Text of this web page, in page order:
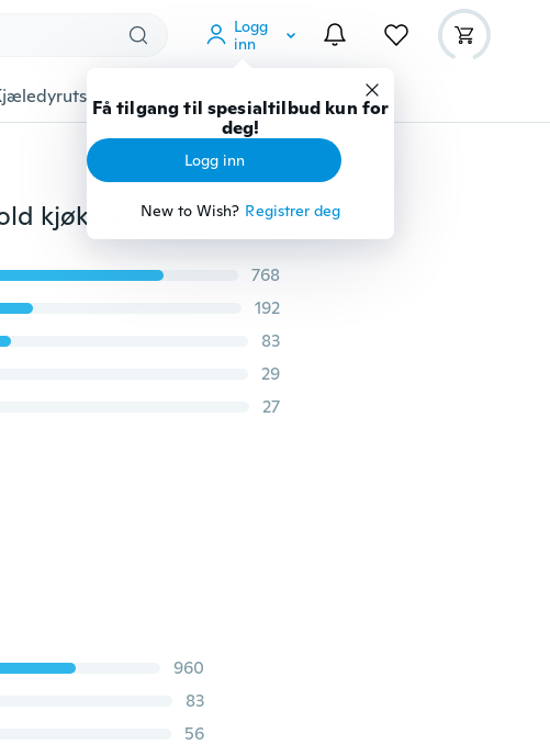
Logg
inn
Få tilgang til spesialtilbud kun for
deg!
Logg inn
New to Wish? Registrer deg
Gadgets Verktøy
10 stk 7 cm aluminiumslegering kake egg terte mold kjøkken bakverk bakeverktøy
768
192
83
29
27
960
83
56